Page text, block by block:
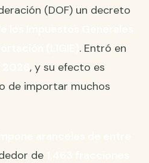
(DOF) un decreto
. Entró en
, y su efecto es
de importar muchos
de